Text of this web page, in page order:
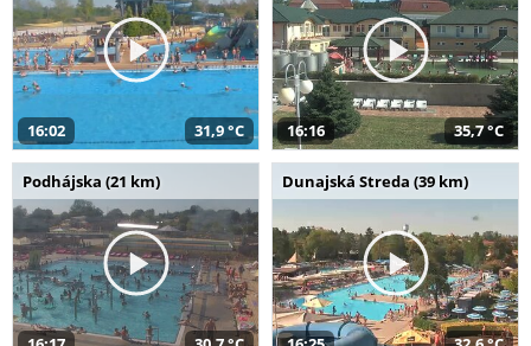
16:02 31,9 °C 16:16 35,7 °C
Podhájska (21 km) Dunajská Streda (39 km)